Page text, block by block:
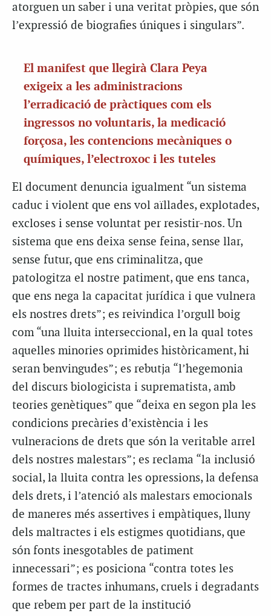
atorguen un saber i una veritat pròpies, que són
l’expressió de biografies úniques i singulars”.
El manifest que llegirà Clara Peya
exigeix a les administracions
l’erradicació de pràctiques com els
ingressos no voluntaris, la medicació
forçosa, les contencions mecàniques o
químiques, l’electroxoc i les tuteles
El document denuncia igualment “un sistema
caduc i violent que ens vol aïllades, explotades,
excloses i sense voluntat per resistir-nos. Un
sistema que ens deixa sense feina, sense llar,
sense futur, que ens criminalitza, que
patologitza el nostre patiment, que ens tanca,
que ens nega la capacitat jurídica i que vulnera
els nostres drets”; es reivindica l’orgull boig
com “una lluita interseccional, en la qual totes
aquelles minories oprimides històricament, hi
seran benvingudes”; es rebutja “l’hegemonia
del discurs biologicista i suprematista, amb
teories genètiques” que “deixa en segon pla les
condicions precàries d’existència i les
vulneracions de drets que són la veritable arrel
dels nostres malestars”; es reclama “la inclusió
social, la lluita contra les opressions, la defensa
dels drets, i l’atenció als malestars emocionals
de maneres més assertives i empàtiques, lluny
dels maltractes i els estigmes quotidians, que
són fonts inesgotables de patiment
innecessari”; es posiciona “contra totes les
formes de tractes inhumans, cruels i degradants
que rebem per part de la institució